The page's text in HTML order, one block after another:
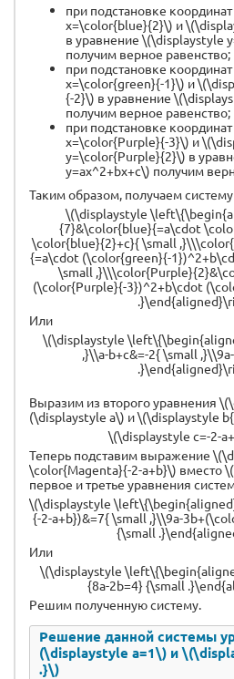
при подстановке
x=\color{blue}{2}\) и
в уравнение \(\displaystyle
получим верное равенство;
при подстановке
x=\color{green}{-1}\) и
{-2}\) в уравнение
получим верное равенство;
при подстановке
x=\color{Purple}{-3}\) и
y=\color{Purple}{2}\) в
y=ax^2+bx+c\) получим
Таким образом, получаем
\(\displaystyle
{7}&\color{blue}{=a\cdot
\color{blue}{2}+c}{ \small
{=a\cdot (\color{green}{-
\small
(\color{Purple}{-3})^2+b\cdot
Или
\(\displaystyle
,}\\a-b+c&=-2{ \small
Выразим из второго уравнения
(\displaystyle a\) и \(\displaystyle
\(\displaystyle c=-2-
Теперь подставим выражение
\color{Magenta}{-2-a+b}\) вместо
первое и третье уравнения
\(\displaystyle
{-2-a+b})&=7{ \small ,}\\9a-
{\small
Или
\(\displaystyle
{8a-2b=4} {\small
Решим полученную систему.
Решение данной системы
(\displaystyle a=1\) и
.}\)